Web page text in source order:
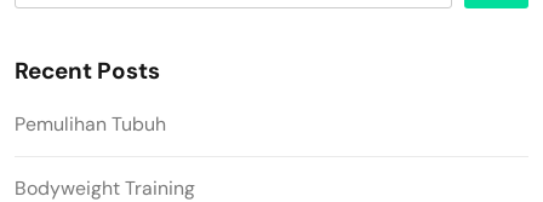
Recent Posts
Pemulihan Tubuh
Bodyweight Training